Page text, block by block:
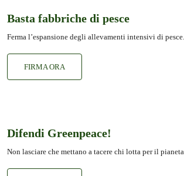
Basta fabbriche di pesce
Ferma l’espansione degli allevamenti intensivi di pesce.
FIRMA ORA
Difendi Greenpeace!
Non lasciare che mettano a tacere chi lotta per il pianeta.